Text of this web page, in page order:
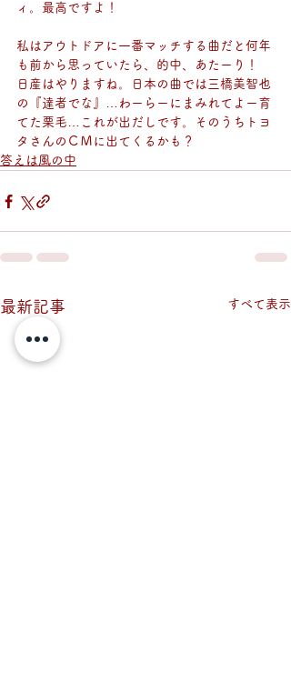
ィ。最高ですよ！
私はアウトドアに一番マッチする曲だと何年
も前から思っていたら、的中、あたーり！
日産はやりますね。日本の曲では三橋美智也
の『達者でな』…わーらーにまみれてよー育
てた栗毛…これが出だしです。そのうちトヨ
タさんのＣＭに出てくるかも？
答えは風の中
最新記事 すべて表示